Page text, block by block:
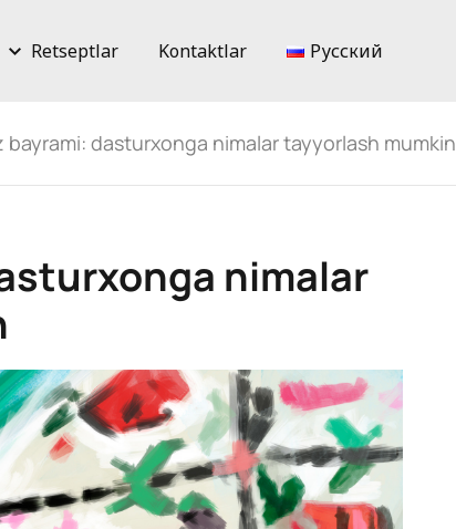
Retseptlar Kontaktlar Русский
bayrami: dasturxonga nimalar tayyorlash mumkin
nimalar